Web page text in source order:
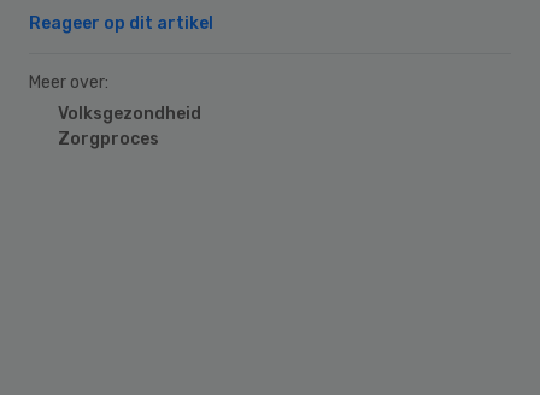
Reageer op dit artikel
Meer over:
Volksgezondheid
Zorgproces